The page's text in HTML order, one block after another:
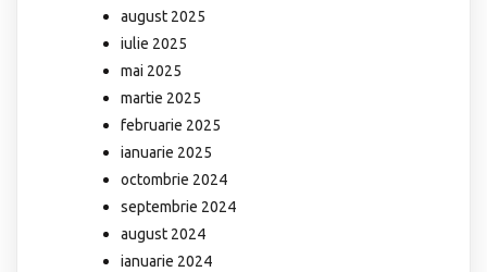
august 2025
iulie 2025
mai 2025
martie 2025
februarie 2025
ianuarie 2025
octombrie 2024
septembrie 2024
august 2024
ianuarie 2024